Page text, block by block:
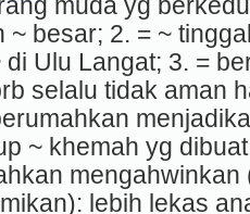
muda yg
~ besar; 2. = ~
di Ulu Langat; 3. =
selalu tidak aman
~ khemah yg
mengahwinkan
lebih lekas